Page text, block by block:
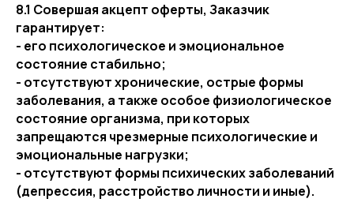
8.1 Совершая акцепт оферты, Заказчик
гарантирует:
- его психологическое и эмоциональное
состояние стабильно;
- отсутствуют хронические, острые формы
заболевания, а также особое физиологическое
состояние организма, при которых
запрещаются чрезмерные психологические и
эмоциональные нагрузки;
- отсутствуют формы психических заболеваний
(депрессия, расстройство личности и иные).